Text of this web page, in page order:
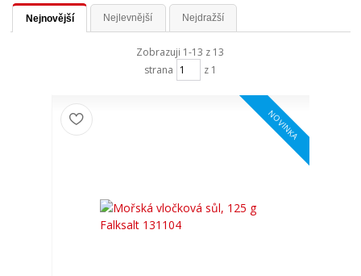
Nejnovější Nejlevnější Nejdražší
Zobrazuji 1-13 z 13
strana
z 1
NOVINKA